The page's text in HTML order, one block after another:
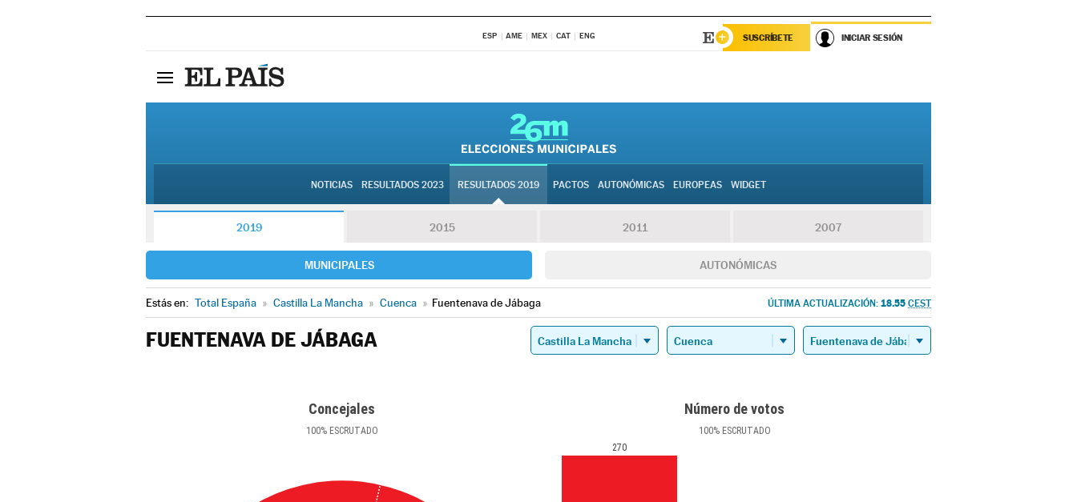
ESP AME MEX CAT ENG SUSCRÍBETE INICIAR SESIÓN
NOTICIAS RESULTADOS 2023 RESULTADOS 2019 PACTOS AUTONÓMICAS EUROPEAS WIDGET
2019 2015 2011 2007
MUNICIPALES AUTONÓMICAS
Estás en: Total España » Castilla La Mancha » Cuenca » Fuentenava de Jábaga ÚLTIMA ACTUALIZACIÓN: 18.55 CEST
FUENTENAVA DE JÁBAGA
Concejales
100%ESCRUTADO
Número de votos
100%ESCRUTADO
270